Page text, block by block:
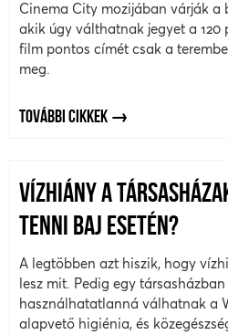
Cinema City mozijában várják
akik úgy válthatnak jegyet a 120
film pontos címét csak a
meg.
TOVÁBBI CIKKEK
VÍZHIÁNY A
TENNI BAJ ESETÉN?
A legtöbben azt hiszik, hogy
lesz mit. Pedig egy
használhatatlanná válhatnak a
alapvető higiénia, és